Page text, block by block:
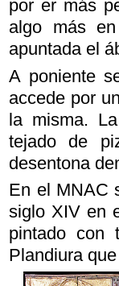
por er más
algo más
apuntada el
A poniente
accede por
la misma.
tejado de
desentona
En el MNAC
siglo XIV en
pintado con
Plandiura